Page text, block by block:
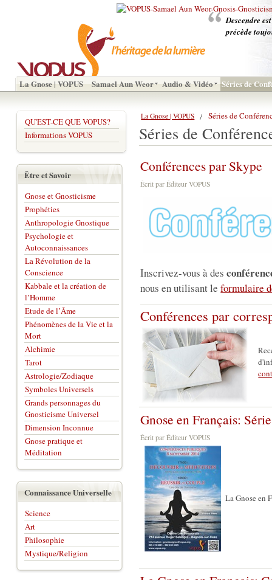
Descendre
précède
La Gnose | VOPUS Samael Aun Weor Audio & Vidéo Séries de
La Gnose | VOPUS Séries de
Séries de
Conférences par Skype
Écrit par Éditeur VOPUS
Inscrivez-vous à des
nous en utilisant leformulaire
Conférences par
Gnose en Français:
Écrit par Éditeur VOPUS
La Gnose en
QU'EST-CE QUE VOPUS?
Informations VOPUS
Être et Savoir
Gnose et Gnosticisme
Prophéties
Anthropologie Gnostique
Psychologie et
Autoconnaissances
La Révolution de la
Conscience
Kabbale et la création de
l’Homme
Etude de l’Âme
Phénomènes de la Vie et la
Mort
Alchimie
Tarot
Astrologie/Zodiaque
Symboles Universels
Grands personnages du
Gnosticisme Universel
Dimension Inconnue
Gnose pratique et
Méditation
Connaissance Universelle
Science
Art
Philosophie
Mystique/Religion